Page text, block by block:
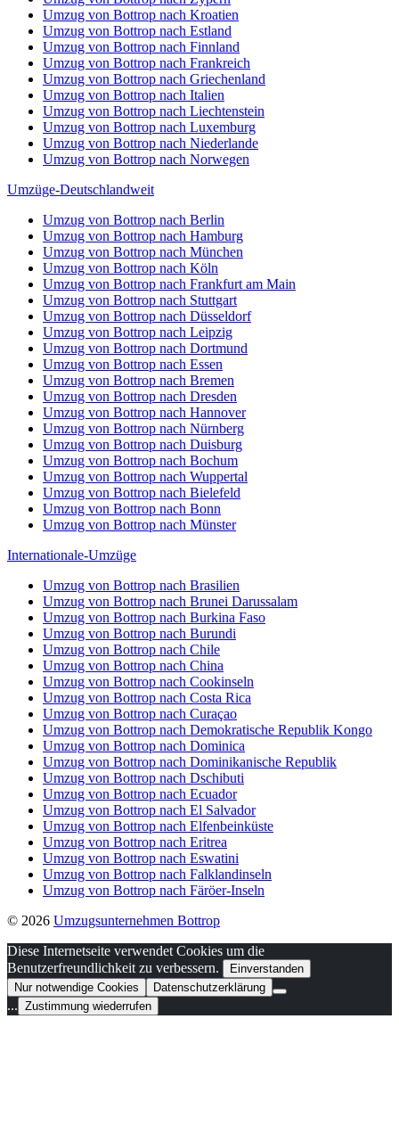
Umzug von Bottrop nach Kroatien
Umzug von Bottrop nach Estland
Umzug von Bottrop nach Finnland
Umzug von Bottrop nach Frankreich
Umzug von Bottrop nach Griechenland
Umzug von Bottrop nach Italien
Umzug von Bottrop nach Liechtenstein
Umzug von Bottrop nach Luxemburg
Umzug von Bottrop nach Niederlande
Umzug von Bottrop nach Norwegen
Umzüge-Deutschlandweit
Umzug von Bottrop nach Berlin
Umzug von Bottrop nach Hamburg
Umzug von Bottrop nach München
Umzug von Bottrop nach Köln
Umzug von Bottrop nach Frankfurt am Main
Umzug von Bottrop nach Stuttgart
Umzug von Bottrop nach Düsseldorf
Umzug von Bottrop nach Leipzig
Umzug von Bottrop nach Dortmund
Umzug von Bottrop nach Essen
Umzug von Bottrop nach Bremen
Umzug von Bottrop nach Dresden
Umzug von Bottrop nach Hannover
Umzug von Bottrop nach Nürnberg
Umzug von Bottrop nach Duisburg
Umzug von Bottrop nach Bochum
Umzug von Bottrop nach Wuppertal
Umzug von Bottrop nach Bielefeld
Umzug von Bottrop nach Bonn
Umzug von Bottrop nach Münster
Internationale-Umzüge
Umzug von Bottrop nach Brasilien
Umzug von Bottrop nach Brunei Darussalam
Umzug von Bottrop nach Burkina Faso
Umzug von Bottrop nach Burundi
Umzug von Bottrop nach Chile
Umzug von Bottrop nach China
Umzug von Bottrop nach Cookinseln
Umzug von Bottrop nach Costa Rica
Umzug von Bottrop nach Curaçao
Umzug von Bottrop nach Demokratische Republik Kongo
Umzug von Bottrop nach Dominica
Umzug von Bottrop nach Dominikanische Republik
Umzug von Bottrop nach Dschibuti
Umzug von Bottrop nach Ecuador
Umzug von Bottrop nach El Salvador
Umzug von Bottrop nach Elfenbeinküste
Umzug von Bottrop nach Eritrea
Umzug von Bottrop nach Eswatini
Umzug von Bottrop nach Falklandinseln
Umzug von Bottrop nach Färöer-Inseln
© 2026 Umzugsunternehmen Bottrop
Diese Internetseite verwendet Cookies um die
Benutzerfreundlichkeit zu verbessern.
Einverstanden
Nur notwendige Cookies
Datenschutzerklärung
... Zustimmung wiederrufen